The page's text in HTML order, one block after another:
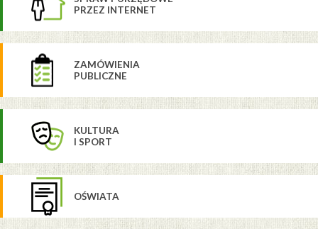
PRZEZ INTERNET
ZAMÓWIENIA
PUBLICZNE
KULTURA
I SPORT
OŚWIATA